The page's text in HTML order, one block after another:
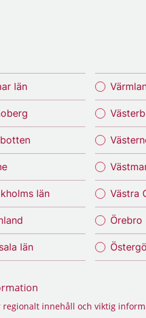
län
län
län
Västra
Örebro
innehåll och viktig